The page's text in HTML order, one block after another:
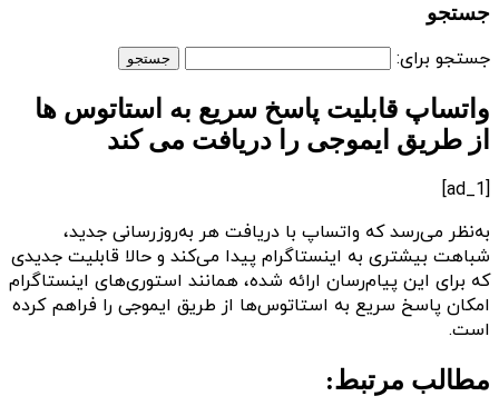
جستجو
جستجو برای:
واتساپ قابلیت پاسخ سریع به استاتوس ها
از طریق ایموجی را دریافت می کند
[ad_1]
به‌نظر می‌رسد که واتساپ با دریافت هر به‌روزرسانی جدید،
شباهت بیشتری به اینستاگرام پیدا می‌کند و حالا قابلیت جدیدی
که برای این پیام‌رسان ارائه شده، همانند استوری‌های اینستاگرام
امکان پاسخ سریع به استاتوس‌ها از طریق ایموجی را فراهم کرده
است.
مطالب مرتبط: